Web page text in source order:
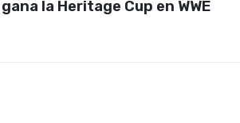
la Heritage Cup en WWE